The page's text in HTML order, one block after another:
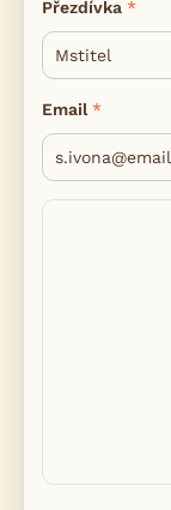
Přezdívka
Email